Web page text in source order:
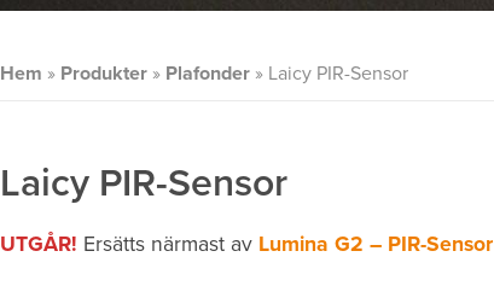
Hem » Produkter » Plafonder » Laicy PIR-Sensor
Laicy PIR-Sensor
UTGÅR! Ersätts närmast av Lumina G2 – PIR-Sensor